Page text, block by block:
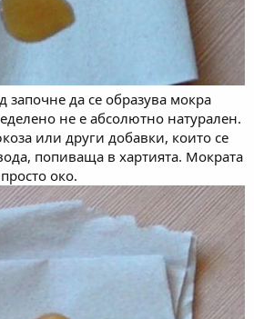
започне да се образува мокра
не е абсолютно натурален.
или други добавки, които се
попиваща в хартията. Мократа
око.